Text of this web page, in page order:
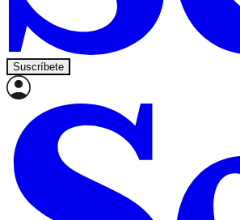
Suscríbete